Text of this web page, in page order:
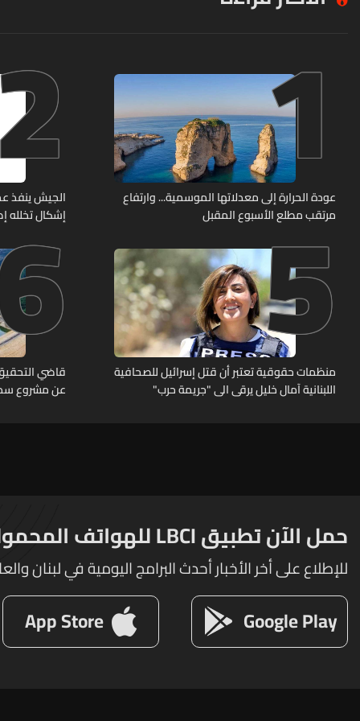
1
عودة الحرارة إلى معدلاتها الموسمية... وارتفاع
مرتقب مطلع الأسبوع المقبل
الجيش ينفذ
إشكال تخلله
5
منظمات حقوقية تعتبر أن قتل إسرائيل للصحافية
اللبنانية آمال خليل يرقى الى "جريمة حرب"
قاضي
عن مشروع
حمل الآن تطبيق LBCI للهواتف المحمولة
للإطلاع على أخر الأخبار أحدث البرامج اليومية في لبنان
Google Play
App Store